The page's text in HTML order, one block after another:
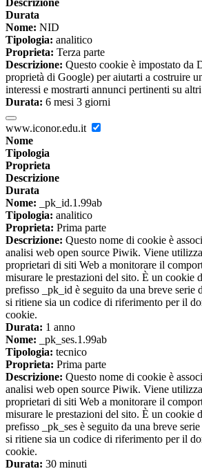
Descrizione
Durata
Nome: NID
Tipologia: analitico
Proprieta: Terza parte
Descrizione: Questo cookie è impostato da
proprietà di Google) per aiutarti a costruire
interessi e mostrarti annunci pertinenti su
Durata: 6 mesi 3 giorni
www.iconor.edu.it
Nome
Tipologia
Proprieta
Descrizione
Durata
Nome: _pk_id.1.99ab
Tipologia: analitico
Proprieta: Prima parte
Descrizione: Questo nome di cookie è
analisi web open source Piwik. Viene
proprietari di siti Web a monitorare il
misurare le prestazioni del sito. È un cookie
prefisso _pk_id è seguito da una breve serie
si ritiene sia un codice di riferimento per il
cookie.
Durata: 1 anno
Nome: _pk_ses.1.99ab
Tipologia: tecnico
Proprieta: Prima parte
Descrizione: Questo nome di cookie è
analisi web open source Piwik. Viene
proprietari di siti Web a monitorare il
misurare le prestazioni del sito. È un cookie
prefisso _pk_ses è seguito da una breve
si ritiene sia un codice di riferimento per il
cookie.
Durata: 30 minuti